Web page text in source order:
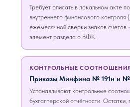
Требует описать в локальном акте
внутреннего финансового
ежемесячной сверки знаков счетов
элемент раздела о ВФК.
КОНТРОЛЬНЫЕ
Приказы Минфина № 191н и
Устанавливают контрольные
бухгалтерской отчётности.